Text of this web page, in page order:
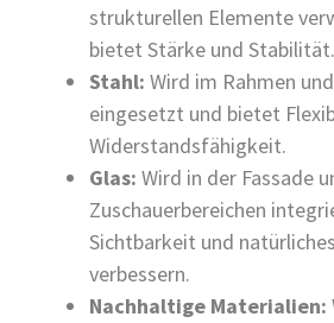
strukturellen Elemente
bietet Stärke und Stabilität.
Stahl: Wird im Rahmen
eingesetzt und bietet
Widerstandsfähigkeit.
Glas: Wird in der Fassade
Zuschauerbereichen
Sichtbarkeit und
verbessern.
Nachhaltige Materialien: